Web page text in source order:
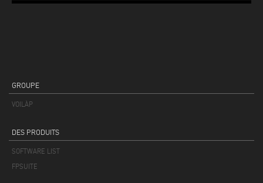
GROUPE
VOILÀP
DES PRODUITS
SOFTWARE LIST
FPSUITE